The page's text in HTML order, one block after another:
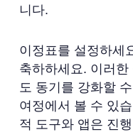
니다.
이정표를 설정하세
축하하세요. 이러
도 동기를 강화할
여정에서 볼 수 있
적 도구와 앱은 진